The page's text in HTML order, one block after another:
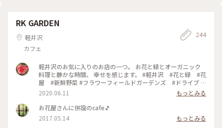
見られますよ(^_^)v ユーザーさんの投稿を見たときの衝撃🤩
うわっ(゜ロ゜; 何て素敵なカフェ☕️😌✨‼️ ちょうど諏訪大社巡
りをしたかったので、ここも予定に入れよう🎵 カフェを目的
にするなんて今までの旅にはなかったんですよ😆 それからの
旅は、素敵なカフェや食事処を旅の計画に入れることにしまし
チン接種が終了したので、これから活動開始です（~▽~＠）
♪♪♪ #諏訪大社上社本宮 #私のことりっぷ原点 #ここから旅
が変わった
RK GARDEN
軽井沢
カフェ
244
軽井沢のお気に入りのお店の一つ。 お花と緑とオーガニック
料理と静かな時間。 幸せを感じます。 #軽井沢 #花と緑 #花
屋 #新鮮野菜 #フラワーフィールドガーデンズ #ドライブ #
2020.06.11
もっとみる
お花屋さんに併設のcafe🎵
2017.05.14
もっとみる